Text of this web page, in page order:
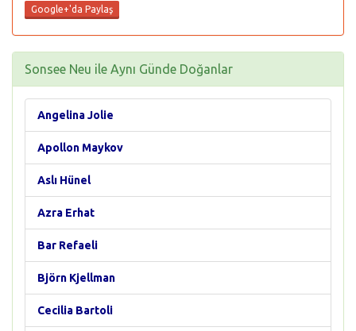
Google+'da Paylaş
Sonsee Neu ile Aynı Günde Doğanlar
Angelina Jolie
Apollon Maykov
Aslı Hünel
Azra Erhat
Bar Refaeli
Björn Kjellman
Cecilia Bartoli